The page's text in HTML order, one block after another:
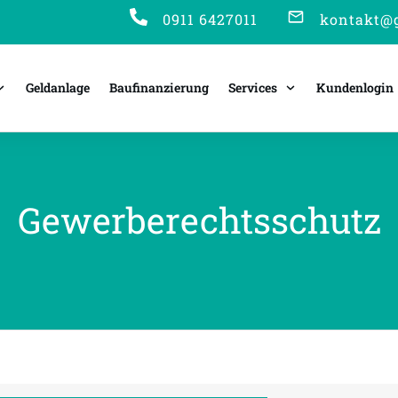
0911 6427011
Geldanlage Baufinanzierung Services Kundenlogin
Gewerberechtsschutz